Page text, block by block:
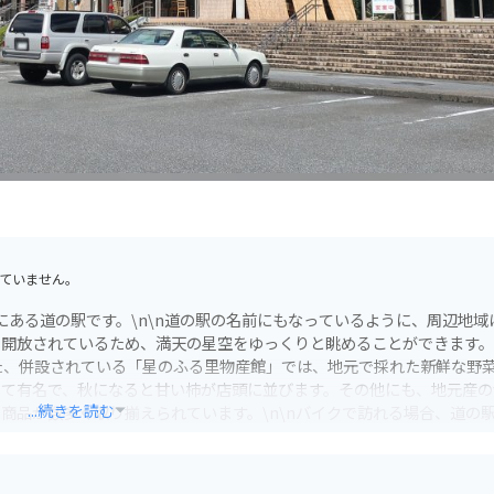
ません。
る道の駅です。\n\n道の駅の名前にもなっているように、周辺地域
放されているため、満天の星空をゆっくりと眺めることができます
併設されている「星のふる里物産館」では、地元で採れた新鮮な野
有名で、秋になると甘い柿が店頭に並びます。その他にも、地元産
品が数多く取り揃えられています。\n\nバイクで訪れる場合、道の
...続きを読む